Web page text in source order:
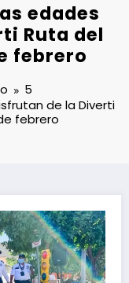
edades
Ruta del
febrero
5
de la Diverti
febrero